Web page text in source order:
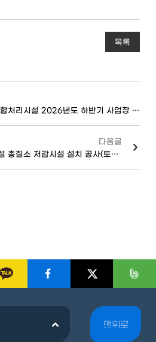
목록
여수시도시형폐기물종합처리시설 2026년도 하반기 사업장 폐기물 수집·운반(5톤 암롤트럭) 용역 입찰 공고
다음글
여수시도시형폐기물처리시설 총질소 저감시설 설치 공사(토목, 기계)
맨위로